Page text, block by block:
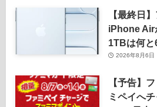
【最終日
iPhone Air
1TBは何と
2026年8月6日
【予告】
ミペイへ